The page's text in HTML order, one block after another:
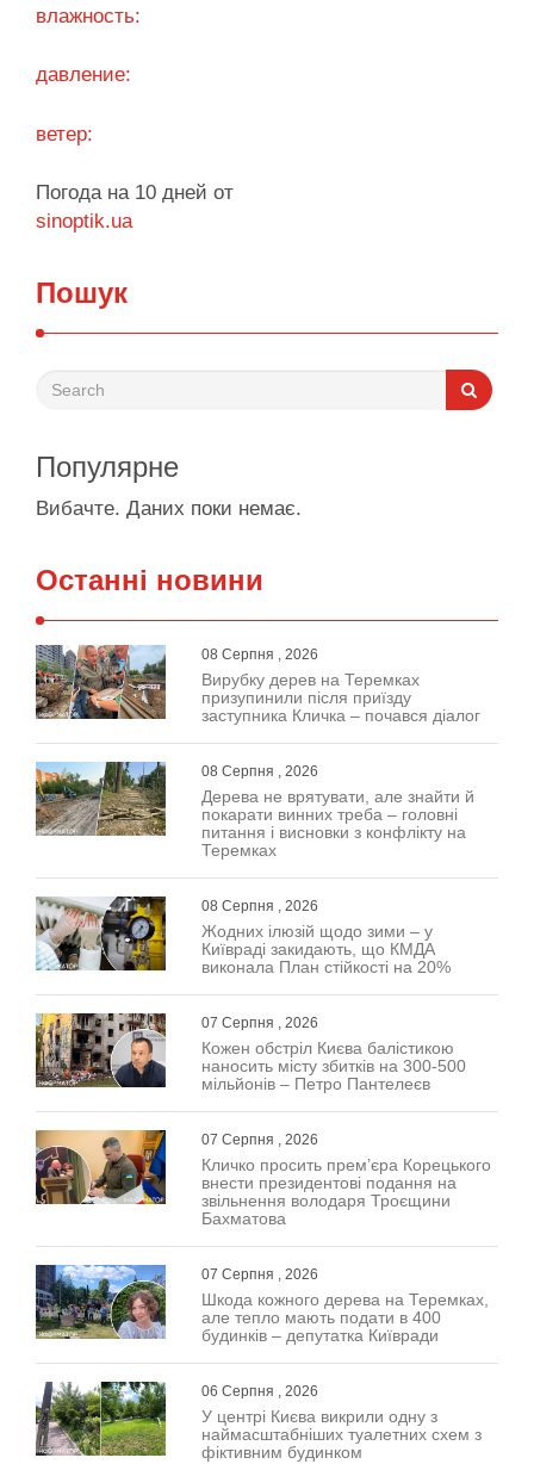
влажность:
давление:
ветер:
Погода на 10 дней от
sinoptik.ua
Пошук
Популярне
Вибачте. Даних поки немає.
Останні новини
08 Серпня , 2026
Вирубку дерев на Теремках
призупинили після приїзду
заступника Кличка – почався діалог
08 Серпня , 2026
Дерева не врятувати, але знайти й
покарати винних треба – головні
питання і висновки з конфлікту на
Теремках
08 Серпня , 2026
Жодних ілюзій щодо зими – у
Київраді закидають, що КМДА
виконала План стійкості на 20%
07 Серпня , 2026
Кожен обстріл Києва балістикою
наносить місту збитків на 300-500
мільйонів – Петро Пантелеєв
07 Серпня , 2026
Кличко просить прем’єра Корецького
внести президентові подання на
звільнення володаря Троєщини
Бахматова
07 Серпня , 2026
Шкода кожного дерева на Теремках,
але тепло мають подати в 400
будинків – депутатка Київради
06 Серпня , 2026
У центрі Києва викрили одну з
наймасштабніших туалетних схем з
фіктивним будинком